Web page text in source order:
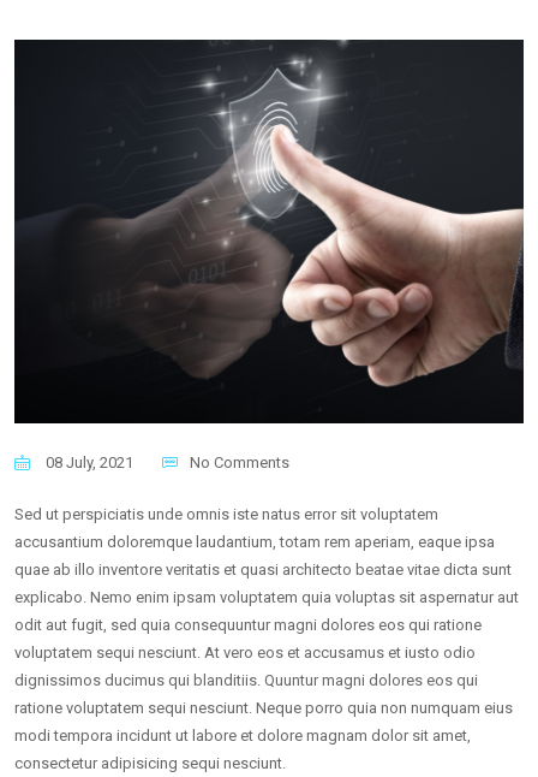
08 July, 2021 No Comments
Sed ut perspiciatis unde omnis iste natus error sit voluptatem
accusantium doloremque laudantium, totam rem aperiam, eaque ipsa
quae ab illo inventore veritatis et quasi architecto beatae vitae dicta sunt
explicabo. Nemo enim ipsam voluptatem quia voluptas sit aspernatur aut
odit aut fugit, sed quia consequuntur magni dolores eos qui ratione
voluptatem sequi nesciunt. At vero eos et accusamus et iusto odio
dignissimos ducimus qui blanditiis. Quuntur magni dolores eos qui
ratione voluptatem sequi nesciunt. Neque porro quia non numquam eius
modi tempora incidunt ut labore et dolore magnam dolor sit amet,
consectetur adipisicing sequi nesciunt.